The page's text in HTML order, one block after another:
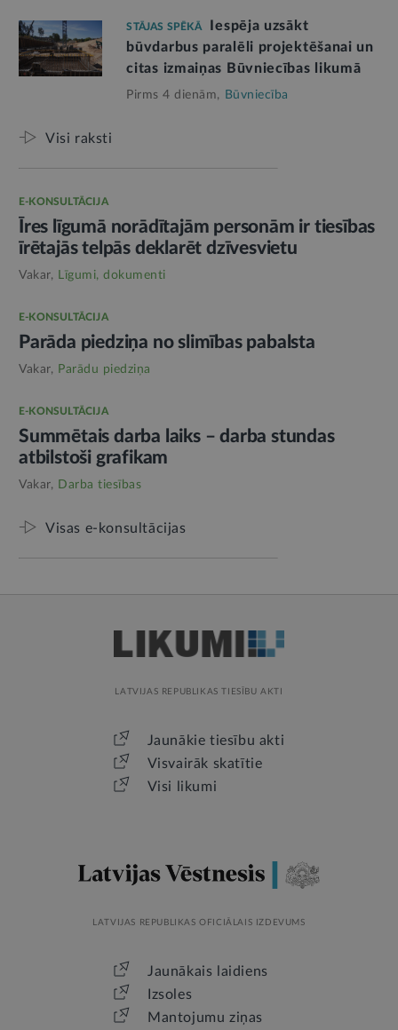
STĀJAS SPĒKĀ
Iespēja uzsākt
būvdarbus paralēli projektēšanai un
citas izmaiņas Būvniecības likumā
Pirms 4 dienām, Būvniecība
Visi raksti
E-KONSULTĀCIJA
Īres līgumā norādītajām personām ir tiesības
īrētajās telpās deklarēt dzīvesvietu
Vakar, Līgumi, dokumenti
E-KONSULTĀCIJA
Parāda piedziņa no slimības pabalsta
Vakar, Parādu piedziņa
E-KONSULTĀCIJA
Summētais darba laiks – darba stundas
atbilstoši grafikam
Vakar, Darba tiesības
Visas e-konsultācijas
LATVIJAS REPUBLIKAS TIESĪBU AKTI
Jaunākie tiesību akti
Visvairāk skatītie
Visi likumi
LATVIJAS REPUBLIKAS OFICIĀLAIS IZDEVUMS
Jaunākais laidiens
Izsoles
Mantojumu ziņas